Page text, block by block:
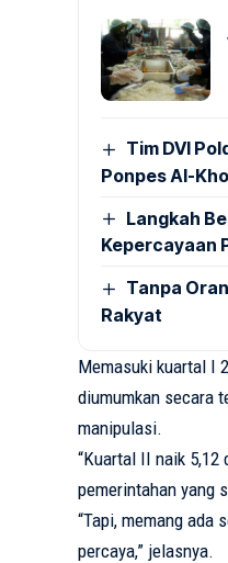
Tim DVI
Ponpes Al-
Langkah
Kepercayaan
Tanpa
Rakyat
Memasuki kuartal I
diumumkan secara
manipulasi.
“Kuartal II naik 5,12
pemerintahan yang
“Tapi, memang ada
percaya,” jelasnya.